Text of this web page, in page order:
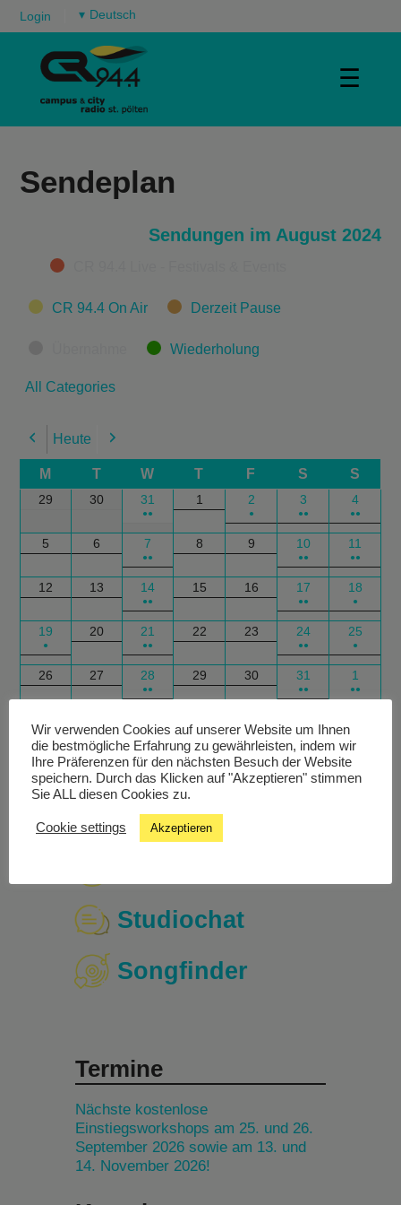
Login ▾
☰
Sendeplan
Sendungen im August 2024
Categories
CR 94.4 On Air Derzeit Pause
Wiederholung
All Categories
Previous
Heute Next
M T W T F S S
29 30 31
●●
1 2
●
3
●●
4
●●
5 6 7
●●
8 9 10
●●
11
●●
12 13 14
●●
15 16 17
●●
18
●
19
●
20 21
●●
22 23 24
●●
25
●
26 27 28
●●
29 30 31
●●
1
●●
Subscribe
in
Google
Subscribe
in
Outlook
Export
for
Google
Export
for
Outlook
Studiochat
Songfinder
Termine
Nächste kostenlose
Einstiegsworkshops am 25. und 26.
September 2026 sowie am 13. und
14. November 2026!
Wir verwenden Cookies auf unserer Website um Ihnen
die bestmögliche Erfahrung zu gewährleisten, indem wir
Ihre Präferenzen für den nächsten Besuch der Website
speichern. Durch das Klicken auf "Akzeptieren" stimmen
Sie ALL diesen Cookies zu.
Cookie settings Akzeptieren